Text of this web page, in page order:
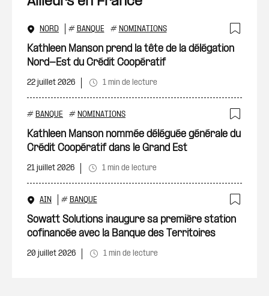
NORD # BANQUE # NOMINATIONS
Kathleen Manson prend la tête de la délégation
Nord-Est du Crédit Coopératif
22 juillet 2026 1 min de lecture
# BANQUE # NOMINATIONS
Kathleen Manson nommée déléguée générale du
Crédit Coopératif dans le Grand Est
21 juillet 2026 1 min de lecture
AIN # BANQUE
Sowatt Solutions inaugure sa première station
cofinancée avec la Banque des Territoires
20 juillet 2026 1 min de lecture